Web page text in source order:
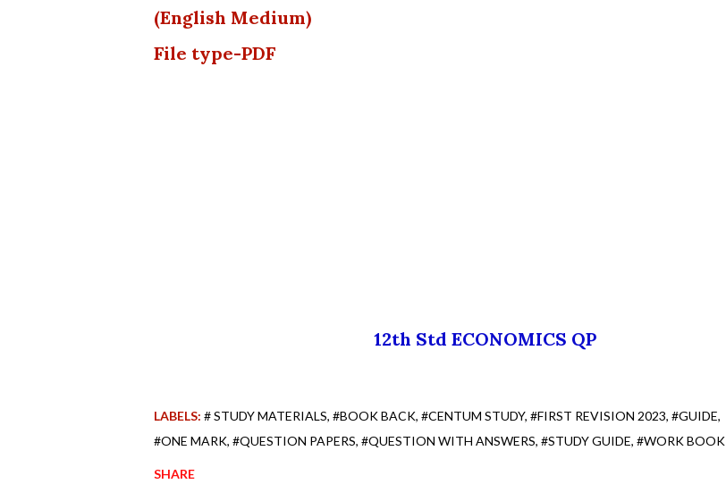
(English Medium)
File type-PDF
12th Std ECONOMICS QP
LABELS: # STUDY MATERIALS #BOOK BACK #CENTUM STUDY #FIRST REVISION 2023 #GUIDE
#ONE MARK #QUESTION PAPERS #QUESTION WITH ANSWERS #STUDY GUIDE #WORK BOOK
SHARE